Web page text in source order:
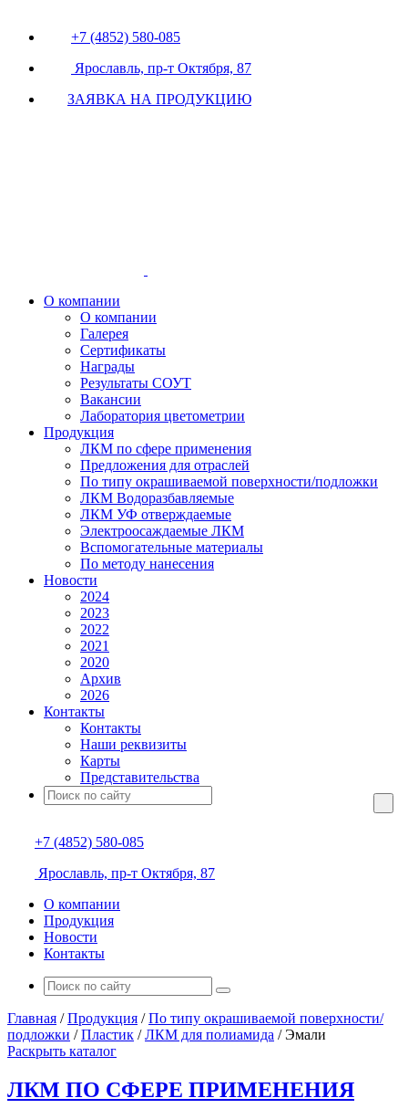
+7 (4852) 580-085
Ярославль, пр-т Октября, 87
ЗАЯВКА НА ПРОДУКЦИЮ
О компании
О компании
Галерея
Сертификаты
Награды
Результаты СОУТ
Вакансии
Лаборатория цветометрии
Продукция
ЛКМ по сфере применения
Предложения для отраслей
По типу окрашиваемой поверхности/подложки
ЛКМ Водоразбавляемые
ЛКМ УФ отверждаемые
Электроосаждаемые ЛКМ
Вспомогательные материалы
По методу нанесения
Новости
2024
2023
2022
2021
2020
Архив
2026
Контакты
Контакты
Наши реквизиты
Карты
Представительства
+7 (4852) 580-085
Ярославль, пр-т Октября, 87
О компании
Продукция
Новости
Контакты
Главная /Продукция /По типу окрашиваемой поверхности/
подложки /Пластик /ЛКМ для полиамида /Эмали
Раскрыть каталог
ЛКМ ПО СФЕРЕ ПРИМЕНЕНИЯ